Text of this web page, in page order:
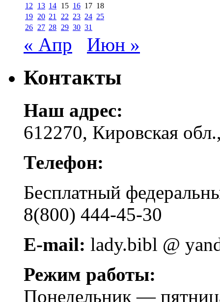
12
13 14 15 16 17 18
19 20 21 22 23 24 25
26 27 28 29 30 31
« Апр Июн »
Контакты
Наш адрес:
612270, Кировская
Телефон:
Бесплатный
8(800) 444-45-30
E-mail: lady.bibl @
Режим работы:
Понедельник —